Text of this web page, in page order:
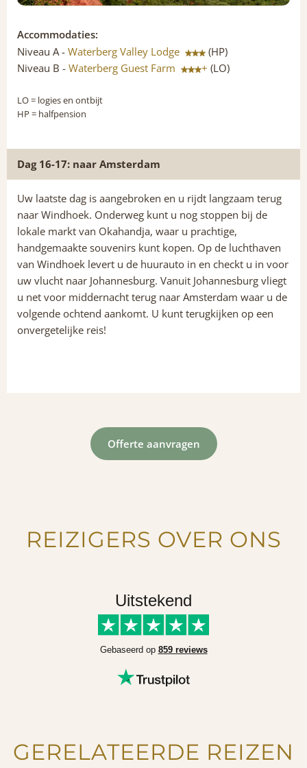
Accommodaties:
Niveau A - Waterberg Valley Lodge
(HP)
Niveau B - Waterberg Guest Farm + (LO)
LO= logies en ontbijt
HP = halfpension
Dag 16-17: naar Amsterdam
Uw laatste dag is aangebroken en u rijdt langzaam terug
naar Windhoek. Onderweg kunt u nog stoppen bij de
lokale markt van Okahandja, waar u prachtige,
handgemaakte souvenirs kunt kopen. Op de luchthaven
van Windhoek levert u de huurauto in en checkt u in voor
uw vlucht naar Johannesburg. Vanuit Johannesburg vliegt
u net voor middernacht terug naar Amsterdam waar u de
volgende ochtend aankomt. U kunt terugkijken op een
onvergetelijke reis!
Offerte aanvragen
REIZIGERS OVER ONS
Uitstekend
Gebaseerd op 859 reviews
GERELATEERDE REIZEN